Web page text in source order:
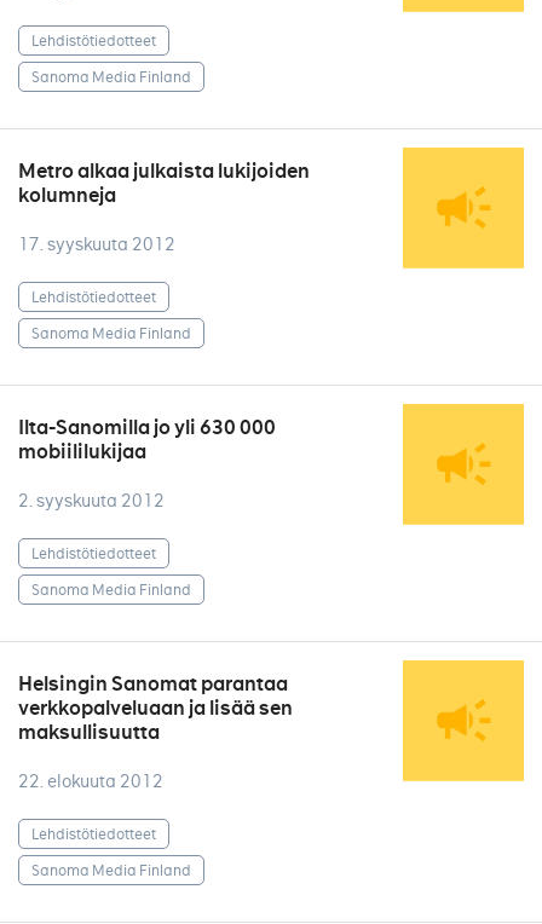
Lehdistötiedotteet
Sanoma Media Finland
Metro alkaa julkaista lukijoiden
kolumneja
17. syyskuuta 2012
Lehdistötiedotteet
Sanoma Media Finland
Ilta-Sanomilla jo yli 630 000
mobiililukijaa
2. syyskuuta 2012
Lehdistötiedotteet
Sanoma Media Finland
Helsingin Sanomat parantaa
verkkopalveluaan ja lisää sen
maksullisuutta
22. elokuuta 2012
Lehdistötiedotteet
Sanoma Media Finland